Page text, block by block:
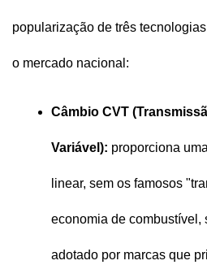
popularização de três
o mercado nacional:
Câmbio CVT
Variável): proporciona
linear, sem os famosos
economia de combustível,
adotado por marcas que